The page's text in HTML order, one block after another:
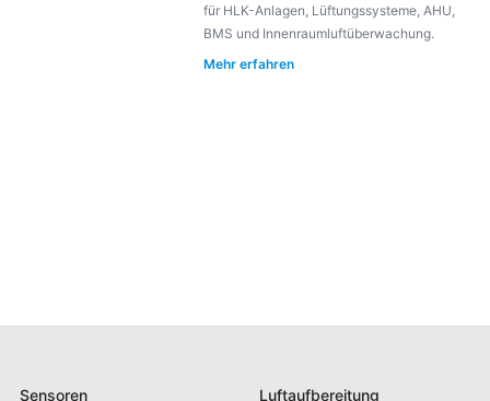
für HLK-Anlagen, Lüftungssysteme, AHU,
BMS und Innenraumluftüberwachung.
Mehr erfahren
Sensoren Luftaufbereitung